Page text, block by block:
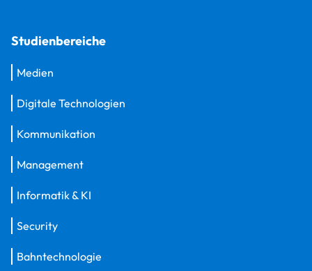
Studienbereiche
Medien
Digitale Technologien
Kommunikation
Management
Informatik & KI
Security
Bahntechnologie